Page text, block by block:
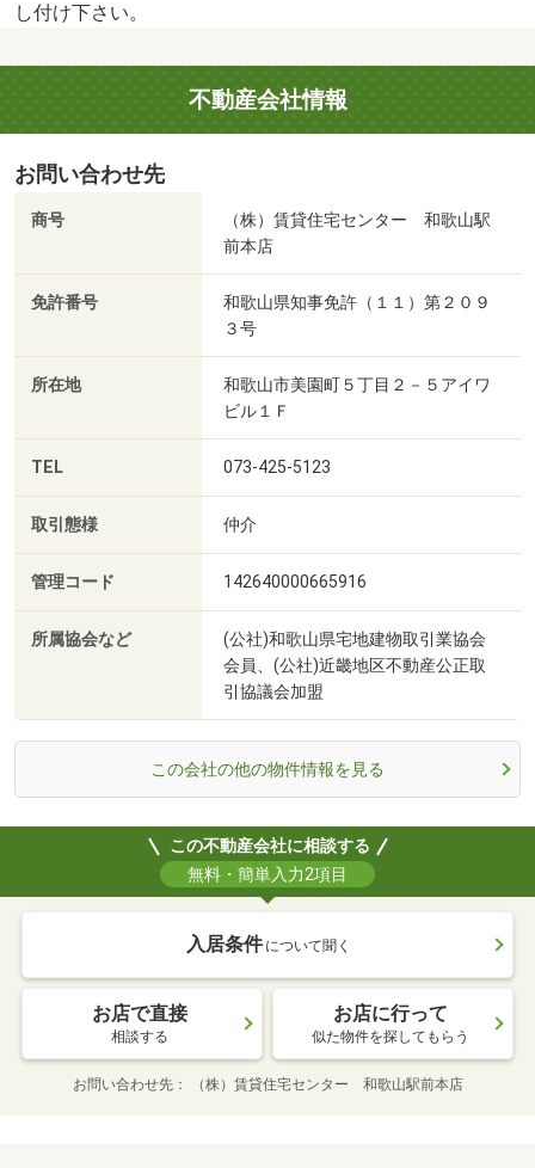
し付け下さい。
不動産会社情報
お問い合わせ先
商号
（株）賃貸住宅センター 和歌山駅
前本店
免許番号
和歌山県知事免許（１１）第２０９
３号
所在地
和歌山市美園町５丁目２－５アイワ
ビル１Ｆ
TEL 073-425-5123
取引態様 仲介
管理コード 142640000665916
所属協会など
(公社)和歌山県宅地建物取引業協会
会員、(公社)近畿地区不動産公正取
引協議会加盟
この会社の他の物件情報を見る
この不動産会社に相談する
無料・簡単入力2項目
入居条件 について聞く
お店で直接
相談する
お店に行って
似た物件を探してもらう
お問い合わせ先 （株）賃貸住宅センター 和歌山駅前本店